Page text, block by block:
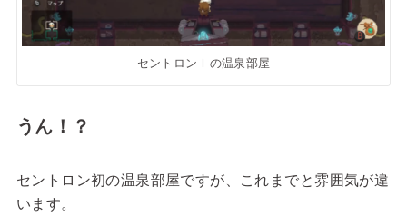
セントロンⅠの温泉部屋
うん！？
セントロン初の温泉部屋ですが、これまでと雰囲気が違
います。